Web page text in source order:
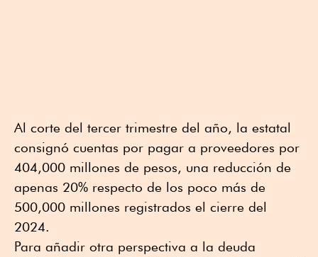
Al corte del tercer trimestre del año, la estatal
consignó cuentas por pagar a proveedores por
404,000 millones de pesos, una reducción de
apenas 20% respecto de los poco más de
500,000 millones registrados el cierre del
2024.
Para añadir otra perspectiva a la deuda